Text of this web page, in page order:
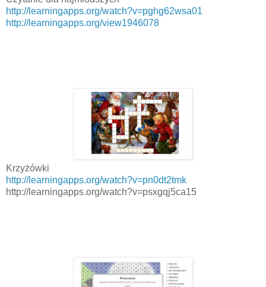
http://learningapps.org/watch?v=pghg62wsa01
http://learningapps.org/view1946078
Krzyżówki
http://learningapps.org/watch?v=pn0dt2tmk
http://learningapps.org/watch?v=psxgqj5ca15